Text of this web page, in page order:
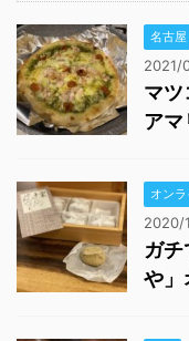
名古屋
2021/
マツ
アマ
オン
2020/
ガ
や」